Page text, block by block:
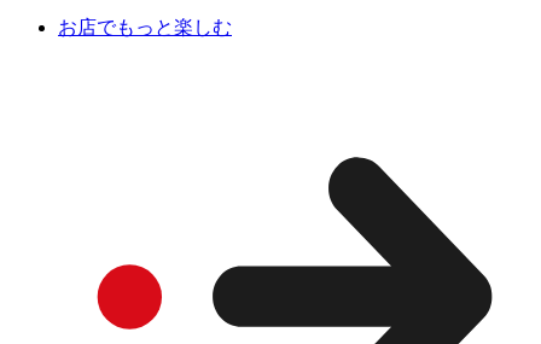
お店でもっと楽しむ